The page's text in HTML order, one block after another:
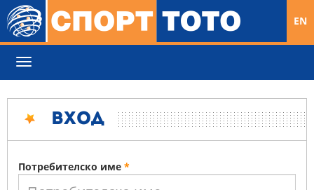
EN
Toggle
navigation
Вход
Потребителско име *